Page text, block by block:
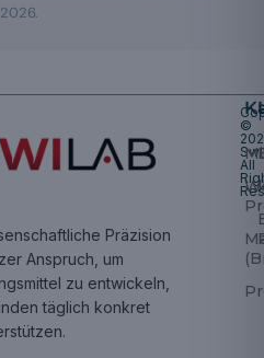
2026.
Präzision
Anspruch, um
zu entwickeln,
täglich konkret
©
All